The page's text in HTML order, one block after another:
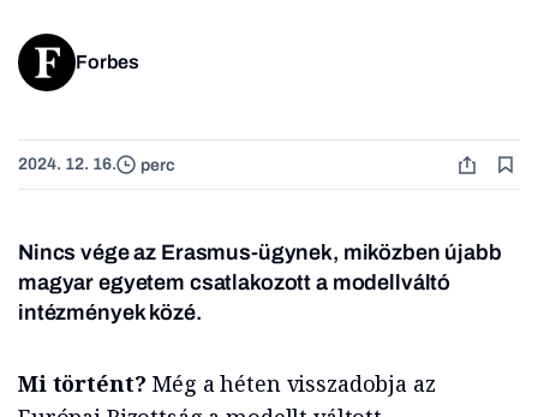
Forbes
2024. 12. 16. perc
Nincs vége az Erasmus-ügynek, miközben újabb
magyar egyetem csatlakozott a modellváltó
intézmények közé.
Mi történt? Még a héten visszadobja az